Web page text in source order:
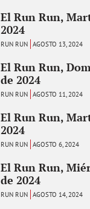
El Run Run,
2024
RUN RUN AGOSTO 13, 2024
El Run Run,
de 2024
RUN RUN AGOSTO 11, 2024
El Run Run,
2024
RUN RUN AGOSTO 6, 2024
El Run Run,
de 2024
RUN RUN AGOSTO 14, 2024